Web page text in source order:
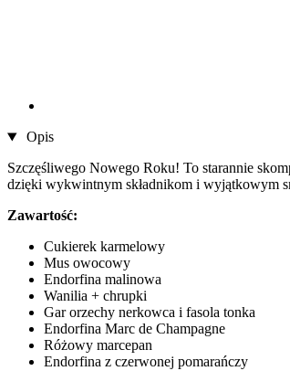
Opis
Szczęśliwego Nowego Roku! To starannie
dzięki wykwintnym składnikom i wyjątkowym
Zawartość:
Cukierek karmelowy
Mus owocowy
Endorfina malinowa
Wanilia + chrupki
Gar orzechy nerkowca i fasola tonka
Endorfina Marc de Champagne
Różowy marcepan
Endorfina z czerwonej pomarańczy